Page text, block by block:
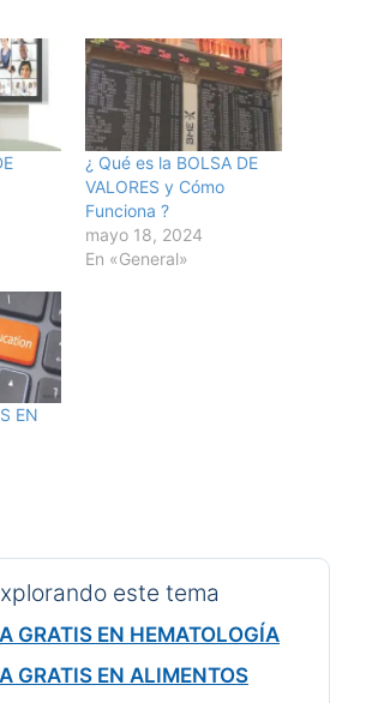
¿ Qué es la BOLSA DE
VALORES y Cómo
Funciona ?
mayo 18, 2024
En «General»
EN
este tema
GRATIS EN HEMATOLOGÍA
GRATIS EN ALIMENTOS